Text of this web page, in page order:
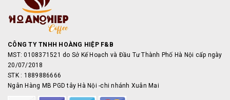
CÔNG TY TNHH HOÀNG HIỆP F&B
MST: 0108371521 do Sở Kế Hoạch và Đầu Tư Thành Phố Hà Nội cấp ngày
20/07/2018
STK : 1889886666
Ngân Hàng MB PGD tây Hà Nội -chi nhánh Xuân Mai